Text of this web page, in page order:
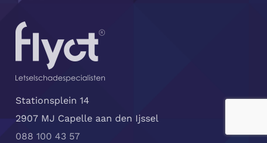
Stationsplein 14
2907 MJ Capelle aan den Ijssel
088 100 43 57